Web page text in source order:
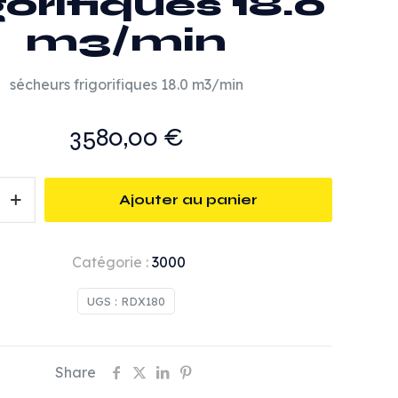
m3/min
sécheurs frigorifiques 18.0 m3/min
3580,00€
Ajouter au panier
UGS : RDX180
Catégorie : 3000
Share